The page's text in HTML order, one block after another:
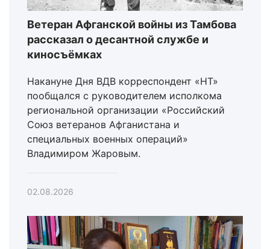
Ветеран Афганской войны из Тамбова
рассказал о десантной службе и
киносъёмках
Накануне Дня ВДВ корреспондент «НТ»
пообщался с руководителем исполкома
региональной организации «Российский
Союз ветеранов Афганистана и
специальных военных операций»
Владимиром Жаровым.
02.08.2026